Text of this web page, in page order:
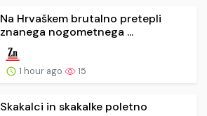
Na Hrvaškem brutalno pretepli
znanega nogometnega ...
1 hour ago 15
Skakalci in skakalke poletno